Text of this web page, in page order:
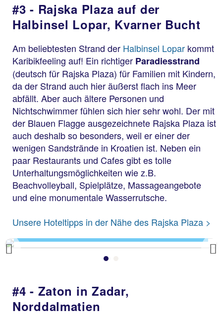
#3 - Rajska Plaza auf der
Halbinsel Lopar, Kvarner Bucht
Am beliebtesten Strand der Halbinsel Lopar kommt
Karibikfeeling auf! Ein richtiger Paradiesstrand
(deutsch für Rajska Plaza) für Familien mit Kindern,
da der Strand auch hier äußerst flach ins Meer
abfällt. Aber auch ältere Personen und
Nichtschwimmer fühlen sich hier sehr wohl. Der mit
der Blauen Flagge ausgezeichnete Rajska Plaza ist
auch deshalb so besonders, weil er einer der
wenigen Sandstrände in Kroatien ist. Neben ein
paar Restaurants und Cafes gibt es tolle
Unterhaltungsmöglichkeiten wie z.B.
Beachvolleyball, Spielplätze, Massageangebote
und eine monumentale Wasserrutsche.
Unsere Hoteltipps in der Nähe des Rajska Plaza >
Previous
Rajska Plaza
#4 - Zaton in Zadar,
Norddalmatien